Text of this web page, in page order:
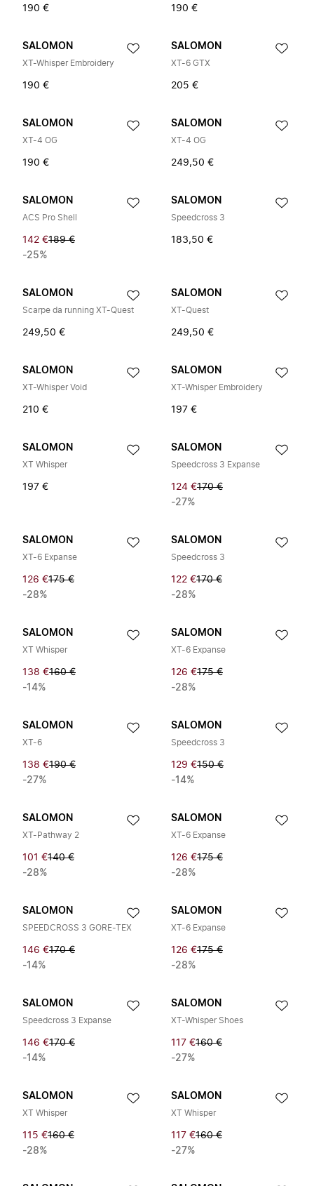
190 € 190 €
SALOMON
XT-Whisper Embroidery
190 €
SALOMON
XT-6 GTX
205 €
SALOMON
XT-4 OG
190 €
SALOMON
XT-4 OG
249,50 €
SALOMON
ACS Pro Shell
142 €189 €
-25%
SALOMON
Speedcross 3
183,50 €
SALOMON
Scarpe da running XT-Quest
249,50 €
SALOMON
XT-Quest
249,50 €
SALOMON
XT-Whisper Void
210 €
SALOMON
XT-Whisper Embroidery
197 €
SALOMON
XT Whisper
197 €
SALOMON
Speedcross 3 Expanse
124 €170 €
-27%
SALOMON
XT-6 Expanse
126 €175 €
-28%
SALOMON
Speedcross 3
122 €170 €
-28%
SALOMON
XT Whisper
138 €160 €
-14%
SALOMON
XT-6 Expanse
126 €175 €
-28%
SALOMON
XT-6
138 €190 €
-27%
SALOMON
Speedcross 3
129 €150 €
-14%
SALOMON
XT-Pathway 2
101 €140 €
-28%
SALOMON
XT-6 Expanse
126 €175 €
-28%
SALOMON
SPEEDCROSS 3 GORE-TEX
146 €170 €
-14%
SALOMON
XT-6 Expanse
126 €175 €
-28%
SALOMON
Speedcross 3 Expanse
146 €170 €
-14%
SALOMON
XT-Whisper Shoes
117 €160 €
-27%
SALOMON
XT Whisper
115 €160 €
-28%
SALOMON
XT Whisper
117 €160 €
-27%